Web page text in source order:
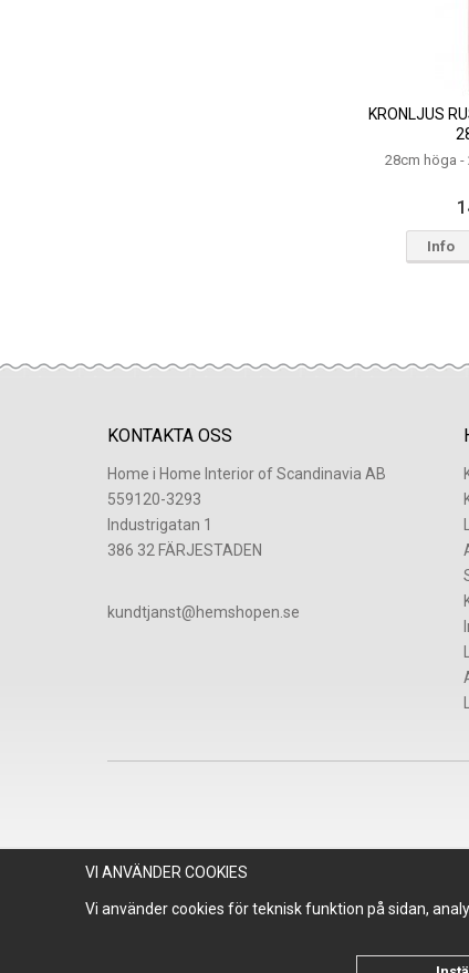
KRONLJUS
28cm höga -
Info
KONTAKTA OSS
Home i Home Interior of Scandinavia AB
559120-3293
Industrigatan 1
386 32 FÄRJESTADEN
​kundtjanst@hemshopen.se
VI ANVÄNDER COOKIES
Vi använder cookies för teknisk funktion på sidan,